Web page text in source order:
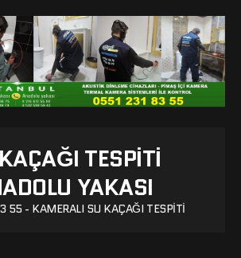
TESPITI
YAKASI
- KAMERALI SU KAÇAĞI TESPITI